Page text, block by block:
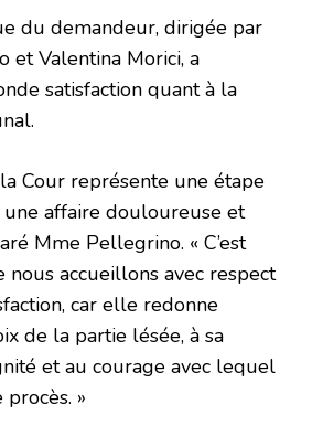
du demandeur, dirigée par
et Valentina Morici, a
satisfaction quant à la
Cour représente une étape
affaire douloureuse et
Mme Pellegrino. « C’est
nous accueillons avec respect
car elle redonne
de la partie lésée, à sa
et au courage avec lequel
»